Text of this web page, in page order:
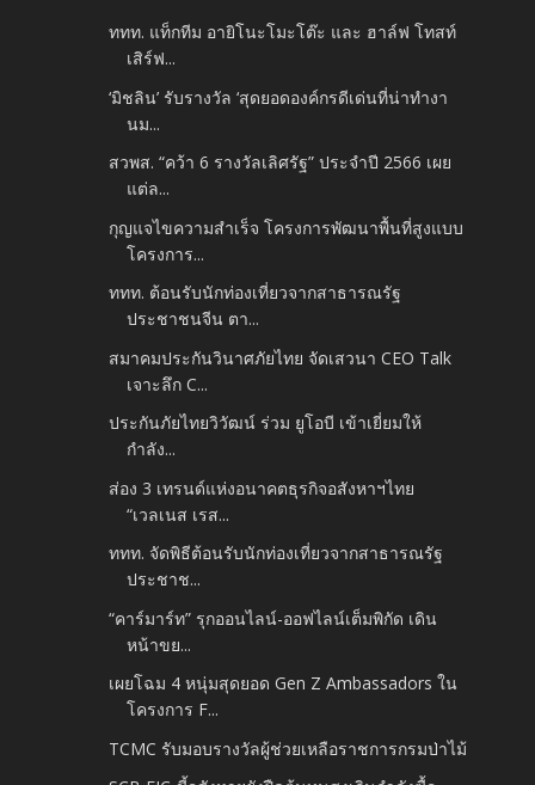
ททท. แท็กทีม อายิโนะโมะโต๊ะ และ ฮาล์ฟ โทสท์
เสิร์ฟ...
‘มิชลิน’ รับรางวัล ‘สุดยอดองค์กรดีเด่นที่น่าทำงา
นม...
สวพส. “คว้า 6 รางวัลเลิศรัฐ” ประจำปี 2566 เผย
แต่ล...
กุญแจไขความสำเร็จ โครงการพัฒนาพื้นที่สูงแบบ
โครงการ...
ททท. ต้อนรับนักท่องเที่ยวจากสาธารณรัฐ
ประชาชนจีน ตา...
สมาคมประกันวินาศภัยไทย จัดเสวนา CEO Talk
เจาะลึก C...
ประกันภัยไทยวิวัฒน์ ร่วม ยูโอบี เข้าเยี่ยมให้
กำลัง...
ส่อง 3 เทรนด์แห่งอนาคตธุรกิจอสังหาฯไทย
“เวลเนส เรส...
ททท. จัดพิธีต้อนรับนักท่องเที่ยวจากสาธารณรัฐ
ประชาช...
“คาร์มาร์ท” รุกออนไลน์-ออฟไลน์เต็มพิกัด เดิน
หน้าขย...
เผยโฉม 4 หนุ่มสุดยอด Gen Z Ambassadors ใน
โครงการ F...
TCMC รับมอบรางวัลผู้ช่วยเหลือราชการกรมป่าไม้